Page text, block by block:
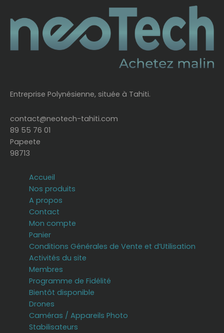
Entreprise Polynésienne, située à Tahiti.
contact@neotech-tahiti.com
89 55 76 01
Papeete
98713
Accueil
Nos produits
A propos
Contact
Mon compte
Panier
Conditions Générales de Vente et d’Utilisation
Activités du site
Membres
Programme de Fidélité
Bientôt disponible
Drones
Caméras / Appareils Photo
Stabilisateurs